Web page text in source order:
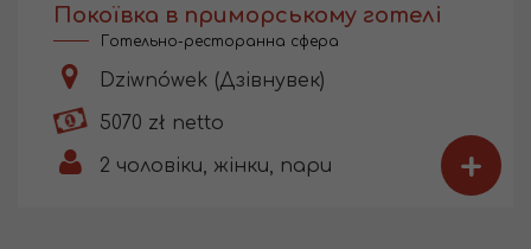
Покоївка в приморському готелі
Готельно-ресторанна сфера
Dziwnówek (Дзівнувек)
5070 zł netto
2 чоловіки, жінки, пари +